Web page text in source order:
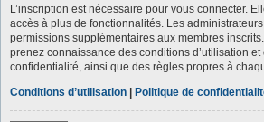
L’inscription est nécessaire pour vous connecter.
accès à plus de fonctionnalités. Les
permissions supplémentaires aux membres
prenez connaissance des conditions d’utilisation
confidentialité, ainsi que des règles propres à
Conditions d’utilisation | Politique de